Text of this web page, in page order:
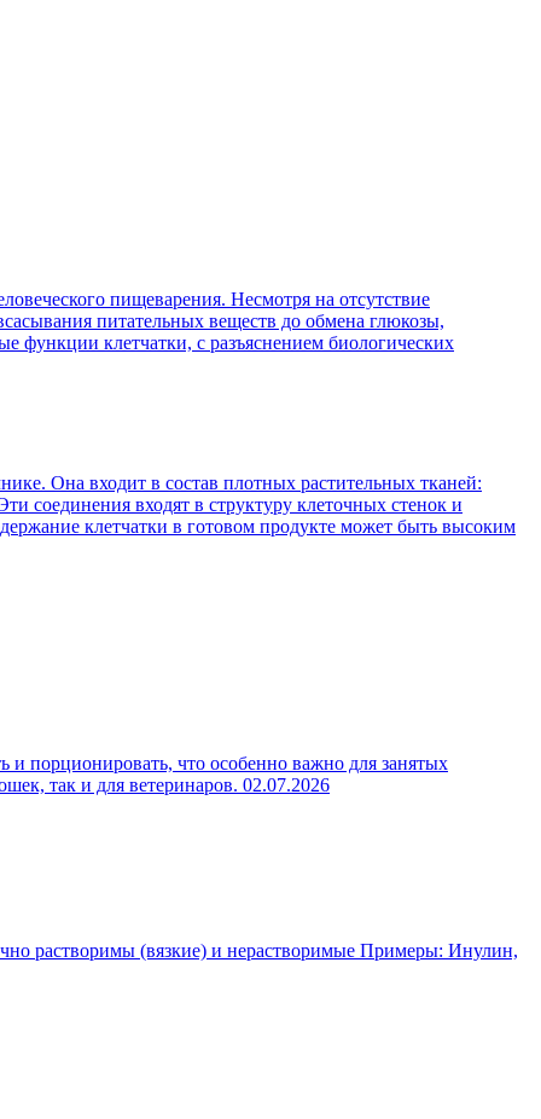
пищеварения. Несмотря на отсутствие
питательных веществ до обмена глюкозы,
функции клетчатки, с разъяснением биологических
Она входит в состав плотных растительных тканей:
соединения входят в структуру клеточных стенок и
клетчатки в готовом продукте может быть высоким
порционировать, что особенно важно для занятых
так и для ветеринаров. 02.07.2026
растворимы (вязкие) и нерастворимые Примеры: Инулин,